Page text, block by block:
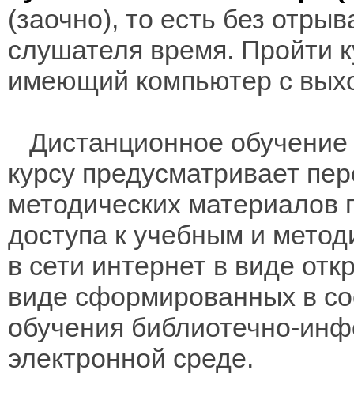
(заочно), то есть без
слушателя время. Пройти
имеющий компьютер с
Дистанционное
курсу предусматривает
методических материалов
доступа к учебным и
в сети интернет в виде
виде сформированных в
обучения библиотечно-
электронной среде.